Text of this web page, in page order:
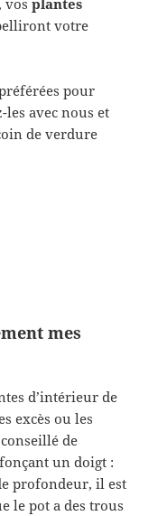
votre
pour
les avec nous et
de verdure
mes
d’intérieur de
excès ou les
de
un doigt :
profondeur, il est
le pot a des trous